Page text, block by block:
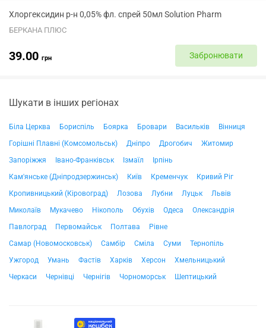
Хлоргексидин р-н 0,05% фл. спрей 50мл Solution Pharm
БЕРКАНА ПЛЮС
39.00 грн Забронювати
Шукати в інших регіонах
Біла Церква Бориспіль Боярка Бровари Васильків
Вінниця
Горішні Плавні (Комсомольськ)
Дніпро Дрогобич
Житомир
Запоріжжя
Івано-Франківськ Ізмаїл
Ірпінь
Кам'янське (Дніпродзержинськ)
Київ Кременчук
Кривий Ріг
Кропивницький (Кіровоград)
Лозова Лубни Луцьк
Львів
Миколаїв
Мукачево Нікополь Обухів Одеса
Олександрія
Павлоград
Первомайськ Полтава
Рівне
Самар (Новомосковськ)
Самбір Сміла Суми
Тернопіль
Ужгород
Умань Фастів Харків Херсон
Хмельницький
Черкаси
Чернівці Чернігів Чорноморськ Шептицький